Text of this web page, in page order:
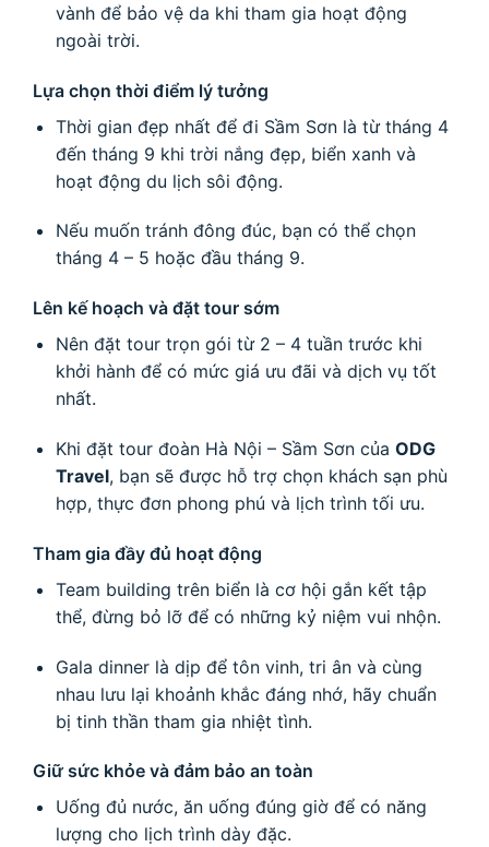
vành để bảo vệ da khi tham gia hoạt động
ngoài trời.
Lựa chọn thời điểm lý tưởng
Thời gian đẹp nhất để đi Sầm Sơn là từ tháng 4
đến tháng 9 khi trời nắng đẹp, biển xanh và
hoạt động du lịch sôi động.
Nếu muốn tránh đông đúc, bạn có thể chọn
tháng 4 – 5 hoặc đầu tháng 9.
Lên kế hoạch và đặt tour sớm
Nên đặt tour trọn gói từ 2 – 4 tuần trước khi
khởi hành để có mức giá ưu đãi và dịch vụ tốt
nhất.
Khi đặt tour đoàn Hà Nội – Sầm Sơn của ODG
Travel, bạn sẽ được hỗ trợ chọn khách sạn phù
hợp, thực đơn phong phú và lịch trình tối ưu.
Tham gia đầy đủ hoạt động
Team building trên biển là cơ hội gắn kết tập
thể, đừng bỏ lỡ để có những kỷ niệm vui nhộn.
Gala dinner là dịp để tôn vinh, tri ân và cùng
nhau lưu lại khoảnh khắc đáng nhớ, hãy chuẩn
bị tinh thần tham gia nhiệt tình.
Giữ sức khỏe và đảm bảo an toàn
Uống đủ nước, ăn uống đúng giờ để có năng
lượng cho lịch trình dày đặc.